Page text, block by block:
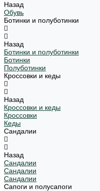
Назад
Обувь
Ботинки и полуботинки
Назад
Ботинки и полуботинки
Ботинки
Полуботинки
Кроссовки и кеды
Назад
Кроссовки и кеды
Кроссовки
Кеды
Сандалии
Назад
Сандалии
Сандалии
Сандалии
Сапоги и полусапоги